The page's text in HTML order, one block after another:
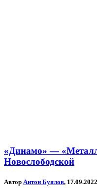
«Динамо» —
Новослободской
Автор Антон Буялов, 17.09.2022